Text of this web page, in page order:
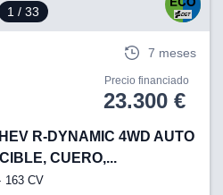
1 / 33
7 meses
Precio financiado
23.300 €
R-DYNAMIC 4WD AUTO
CUERO,...
163 CV